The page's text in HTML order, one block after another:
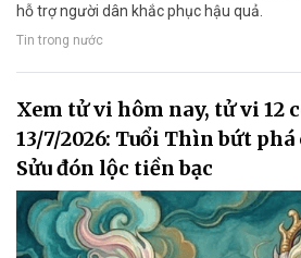
hỗ trợ người dân khắc phục hậu quả.
Tin trong nước
Xem tử vi hôm nay, tử vi 12
13/7/2026: Tuổi Thìn bứt
Sửu đón lộc tiền bạc